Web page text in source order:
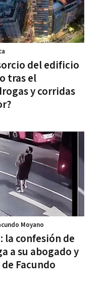
del edificio
tras el
y corridas
confesión de
a su abogado y
Facundo
Moyano